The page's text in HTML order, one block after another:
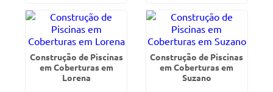
Construção de Piscinas
em Coberturas em
Lorena
Construção de Piscinas
em Coberturas em
Suzano